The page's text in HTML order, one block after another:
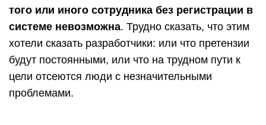
того или иного сотрудника без регистрации в
системе невозможна. Трудно сказать, что этим
хотели сказать разработчики: или что претензии
будут постоянными, или что на трудном пути к
цели отсеются люди с незначительными
проблемами.